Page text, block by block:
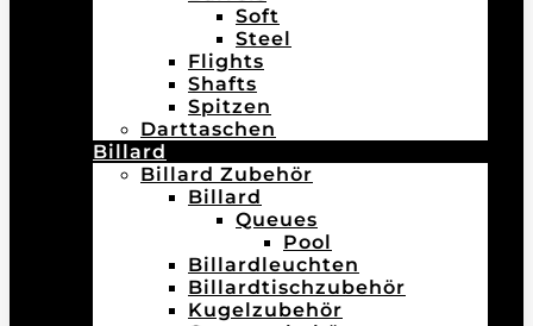
Soft
Steel
Flights
Shafts
Spitzen
Darttaschen
Billard
Billard Zubehör
Billard
Queues
Pool
Billardleuchten
Billardtischzubehör
Kugelzubehör